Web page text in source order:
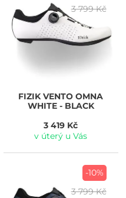
3 799 Kč
FIZIK VENTO OMNA
WHITE - BLACK
3 419 Kč
v úterý u Vás
-10%
3 799 Kč